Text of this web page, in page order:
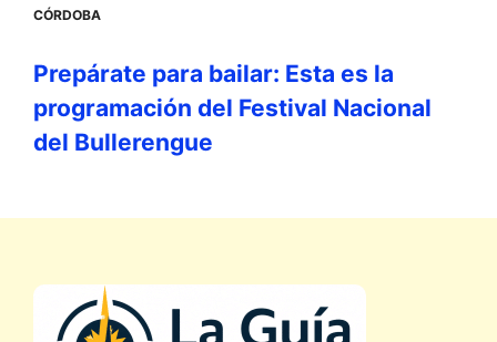
CÓRDOBA
Prepárate para bailar: Esta es la
programación del Festival Nacional
del Bullerengue